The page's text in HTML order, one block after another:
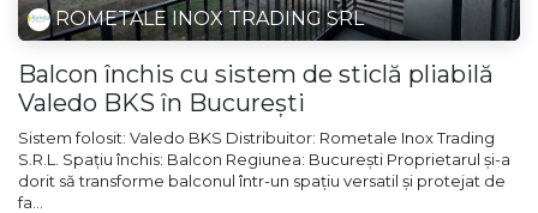
ROMETALE INOX TRADING SRL
Balcon închis cu sistem de sticlă pliabilă
Valedo BKS în București
Sistem folosit: Valedo BKS Distribuitor: Rometale Inox Trading
S.R.L. Spațiu închis: Balcon Regiunea: București Proprietarul și-a
dorit să transforme balconul într-un spațiu versatil și protejat de
fa...